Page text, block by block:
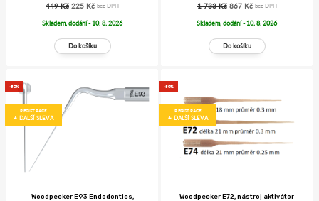
449 Kč 225 Kč bez DPH
Skladem, dodání - 10. 8. 2026
1 733 Kč 867 Kč bez DPH
Skladem, dodání - 10. 8. 2026
-50%
REGISTRACE
+ DALŠÍ SLEVA
Woodpecker E93 Endodontics,
-50%
REGISTRACE
+ DALŠÍ SLEVA
Woodpecker E72, nástroj aktivátor